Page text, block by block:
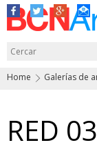
Home Galerías de
RED